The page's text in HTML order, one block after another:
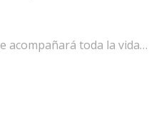
acompañará toda la vida…